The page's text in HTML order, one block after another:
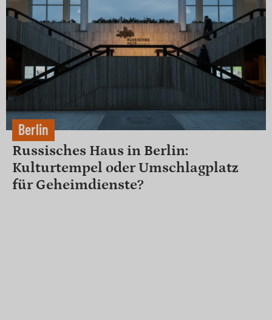
Berlin
Russisches Haus in Berlin:
Kulturtempel oder Umschlagplatz
für Geheimdienste?